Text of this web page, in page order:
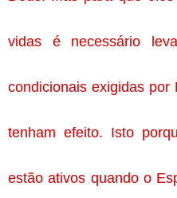
vidas é necessário
condicionais exigidas
tenham efeito. Isto
estão ativos quando o